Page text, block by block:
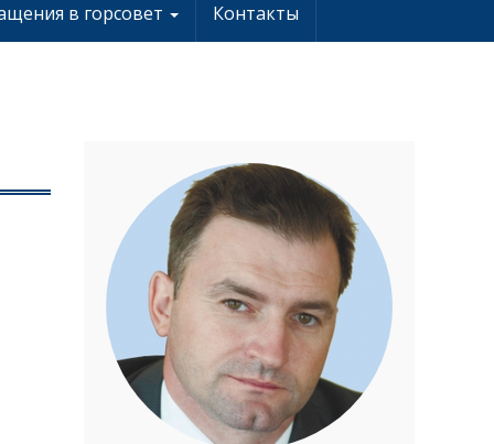
в горсовет Контакты